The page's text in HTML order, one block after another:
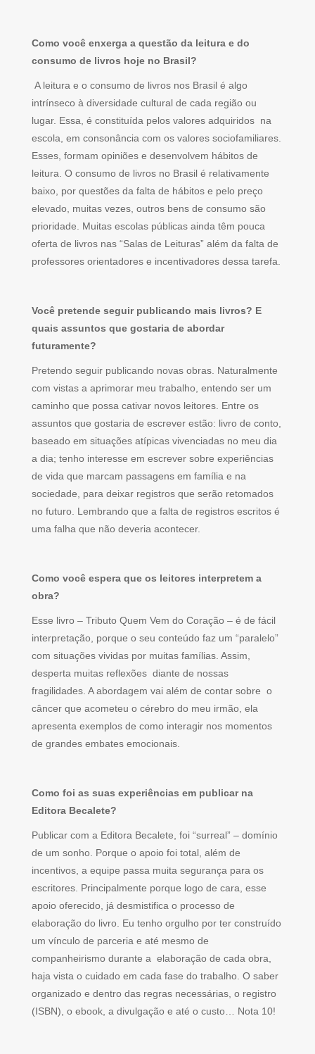
Como você enxerga a questão da leitura e do
consumo de livros hoje no Brasil?
A leitura e o consumo de livros nos Brasil é algo
intrínseco à diversidade cultural de cada região ou
lugar. Essa, é constituída pelos valores adquiridos na
escola, em consonância com os valores sociofamiliares.
Esses, formam opiniões e desenvolvem hábitos de
leitura. O consumo de livros no Brasil é relativamente
baixo, por questões da falta de hábitos e pelo preço
elevado, muitas vezes, outros bens de consumo são
prioridade. Muitas escolas públicas ainda têm pouca
oferta de livros nas “Salas de Leituras” além da falta de
professores orientadores e incentivadores dessa tarefa.
Você pretende seguir publicando mais livros? E
quais assuntos que gostaria de abordar
futuramente?
Pretendo seguir publicando novas obras. Naturalmente
com vistas a aprimorar meu trabalho, entendo ser um
caminho que possa cativar novos leitores. Entre os
assuntos que gostaria de escrever estão: livro de conto,
baseado em situações atípicas vivenciadas no meu dia
a dia; tenho interesse em escrever sobre experiências
de vida que marcam passagens em família e na
sociedade, para deixar registros que serão retomados
no futuro. Lembrando que a falta de registros escritos é
uma falha que não deveria acontecer.
Como você espera que os leitores interpretem a
obra?
Esse livro – Tributo Quem Vem do Coração – é de fácil
interpretação, porque o seu conteúdo faz um “paralelo”
com situações vividas por muitas famílias. Assim,
desperta muitas reflexões diante de nossas
fragilidades. A abordagem vai além de contar sobre o
câncer que acometeu o cérebro do meu irmão, ela
apresenta exemplos de como interagir nos momentos
de grandes embates emocionais.
Como foi as suas experiências em publicar na
Editora Becalete?
Publicar com a Editora Becalete, foi “surreal” – domínio
de um sonho. Porque o apoio foi total, além de
incentivos, a equipe passa muita segurança para os
escritores. Principalmente porque logo de cara, esse
apoio oferecido, já desmistifica o processo de
elaboração do livro. Eu tenho orgulho por ter construído
um vínculo de parceria e até mesmo de
companheirismo durante a elaboração de cada obra,
haja vista o cuidado em cada fase do trabalho. O saber
organizado e dentro das regras necessárias, o registro
(ISBN), o ebook, a divulgação e até o custo… Nota 10!